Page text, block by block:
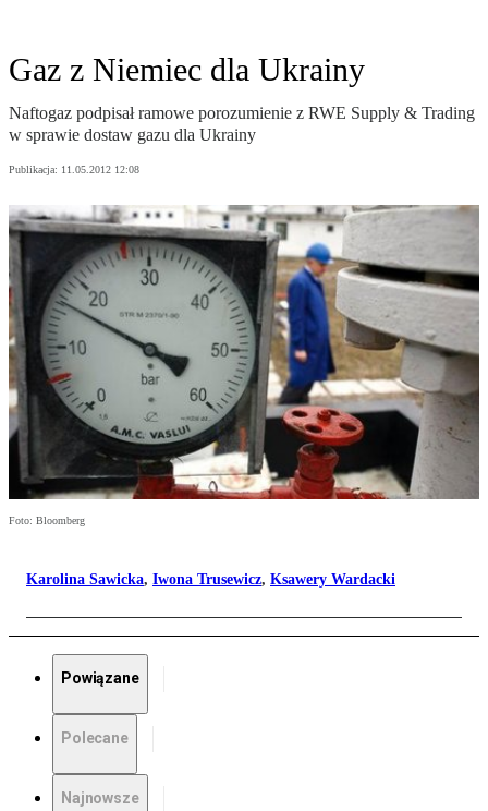
Gaz z Niemiec dla Ukrainy
Naftogaz podpisał ramowe porozumienie z RWE Supply & Trading
w sprawie dostaw gazu dla Ukrainy
Publikacja: 11.05.2012 12:08
Foto: Bloomberg
Karolina Sawicka, Iwona Trusewicz, Ksawery Wardacki
Powiązane
Polecane
Najnowsze